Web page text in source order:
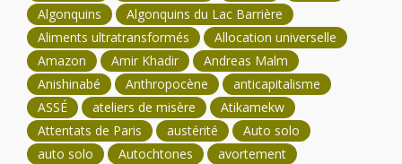
Algonquins
Algonquins du Lac Barrière
Aliments ultratransformés
Allocation universelle
Amazon
Amir Khadir
Andreas Malm
Anishinabé
Anthropocène
anticapitalisme
ASSÉ
ateliers de misère
Atikamekw
Attentats de Paris
austérité
Auto solo
auto solo
Autochtones
avortement